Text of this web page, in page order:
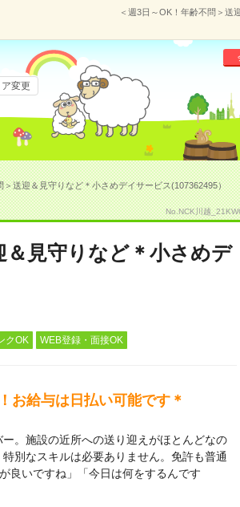
＜週3日～OK！年齢不問＞送
変更
送迎＆見守りなど＊小さめデイサービス(107362495）
No.NCK川越
＆見守りなど＊小さめデ
クOK WEB登録・面接OK
給与は日払い可能です＊
。施設の近所への送り迎えがほとんどなの
別なスキルは必要ありません。免許も普通
良いですね」「今日は何をするんです